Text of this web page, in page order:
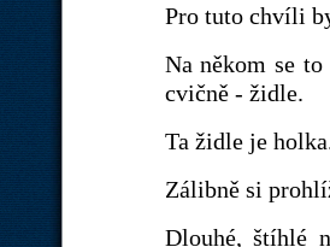
Pro tuto chvíli
Na někom se
cvičně - židle.
Ta židle je
Zálibně si
Dlouhé, štíhlé